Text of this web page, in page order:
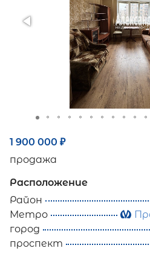
1 900 000 ₽
продажа
Расположение
Район
Метро
город
проспект